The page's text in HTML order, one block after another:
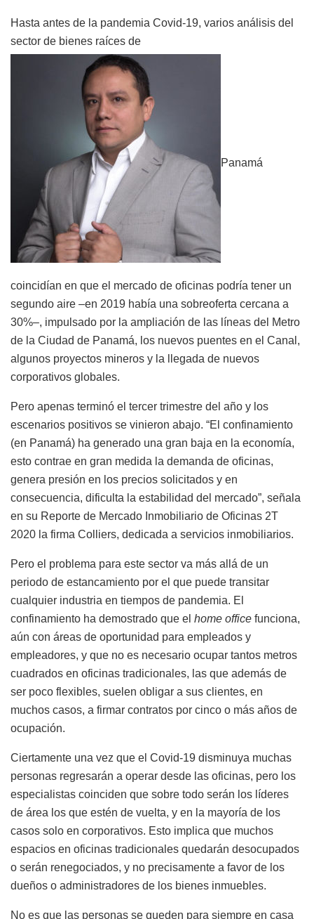
Hasta antes de la pandemia Covid-19, varios análisis del
sector de bienes raíces de
Panamá
coincidían en que el mercado de oficinas podría tener un
segundo aire –en 2019 había una sobreoferta cercana a
30%–, impulsado por la ampliación de las líneas del Metro
de la Ciudad de Panamá, los nuevos puentes en el Canal,
algunos proyectos mineros y la llegada de nuevos
corporativos globales.
Pero apenas terminó el tercer trimestre del año y los
escenarios positivos se vinieron abajo. “El confinamiento
(en Panamá) ha generado una gran baja en la economía,
esto contrae en gran medida la demanda de oficinas,
genera presión en los precios solicitados y en
consecuencia, dificulta la estabilidad del mercado”, señala
en su Reporte de Mercado Inmobiliario de Oficinas 2T
2020 la firma Colliers, dedicada a servicios inmobiliarios.
Pero el problema para este sector va más allá de un
periodo de estancamiento por el que puede transitar
cualquier industria en tiempos de pandemia. El
confinamiento ha demostrado que el home office funciona,
aún con áreas de oportunidad para empleados y
empleadores, y que no es necesario ocupar tantos metros
cuadrados en oficinas tradicionales, las que además de
ser poco flexibles, suelen obligar a sus clientes, en
muchos casos, a firmar contratos por cinco o más años de
ocupación.
Ciertamente una vez que el Covid-19 disminuya muchas
personas regresarán a operar desde las oficinas, pero los
especialistas coinciden que sobre todo serán los líderes
de área los que estén de vuelta, y en la mayoría de los
casos solo en corporativos. Esto implica que muchos
espacios en oficinas tradicionales quedarán desocupados
o serán renegociados, y no precisamente a favor de los
dueños o administradores de los bienes inmuebles.
No es que las personas se queden para siempre en casa